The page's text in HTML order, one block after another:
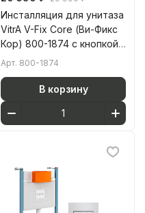
Инсталляция для унитаза
VitrA V-Fix Core (Ви-Фикс
Кор) 800-1874 с кнопкой
матовой черной
Арт. 800-1874
В корзину